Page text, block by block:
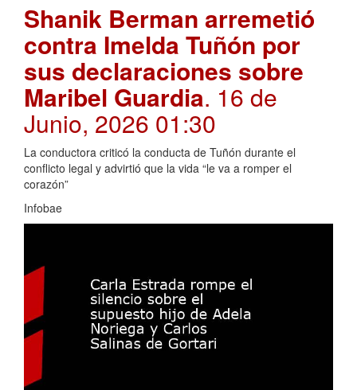
Shanik Berman arremetió
contra Imelda Tuñón por
sus declaraciones sobre
Maribel Guardia. 16 de
Junio, 2026 01:30
La conductora criticó la conducta de Tuñón durante el
conflicto legal y advirtió que la vida “le va a romper el
corazón”
Infobae